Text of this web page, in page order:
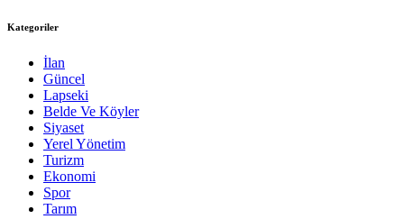
Kategoriler
İlan
Güncel
Lapseki
Belde Ve Köyler
Siyaset
Yerel Yönetim
Turizm
Ekonomi
Spor
Tarım